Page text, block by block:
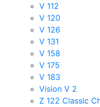
V 112
V 120
V 126
V 131
V 158
V 175
V 183
Vision V 2
Z 122 Classic